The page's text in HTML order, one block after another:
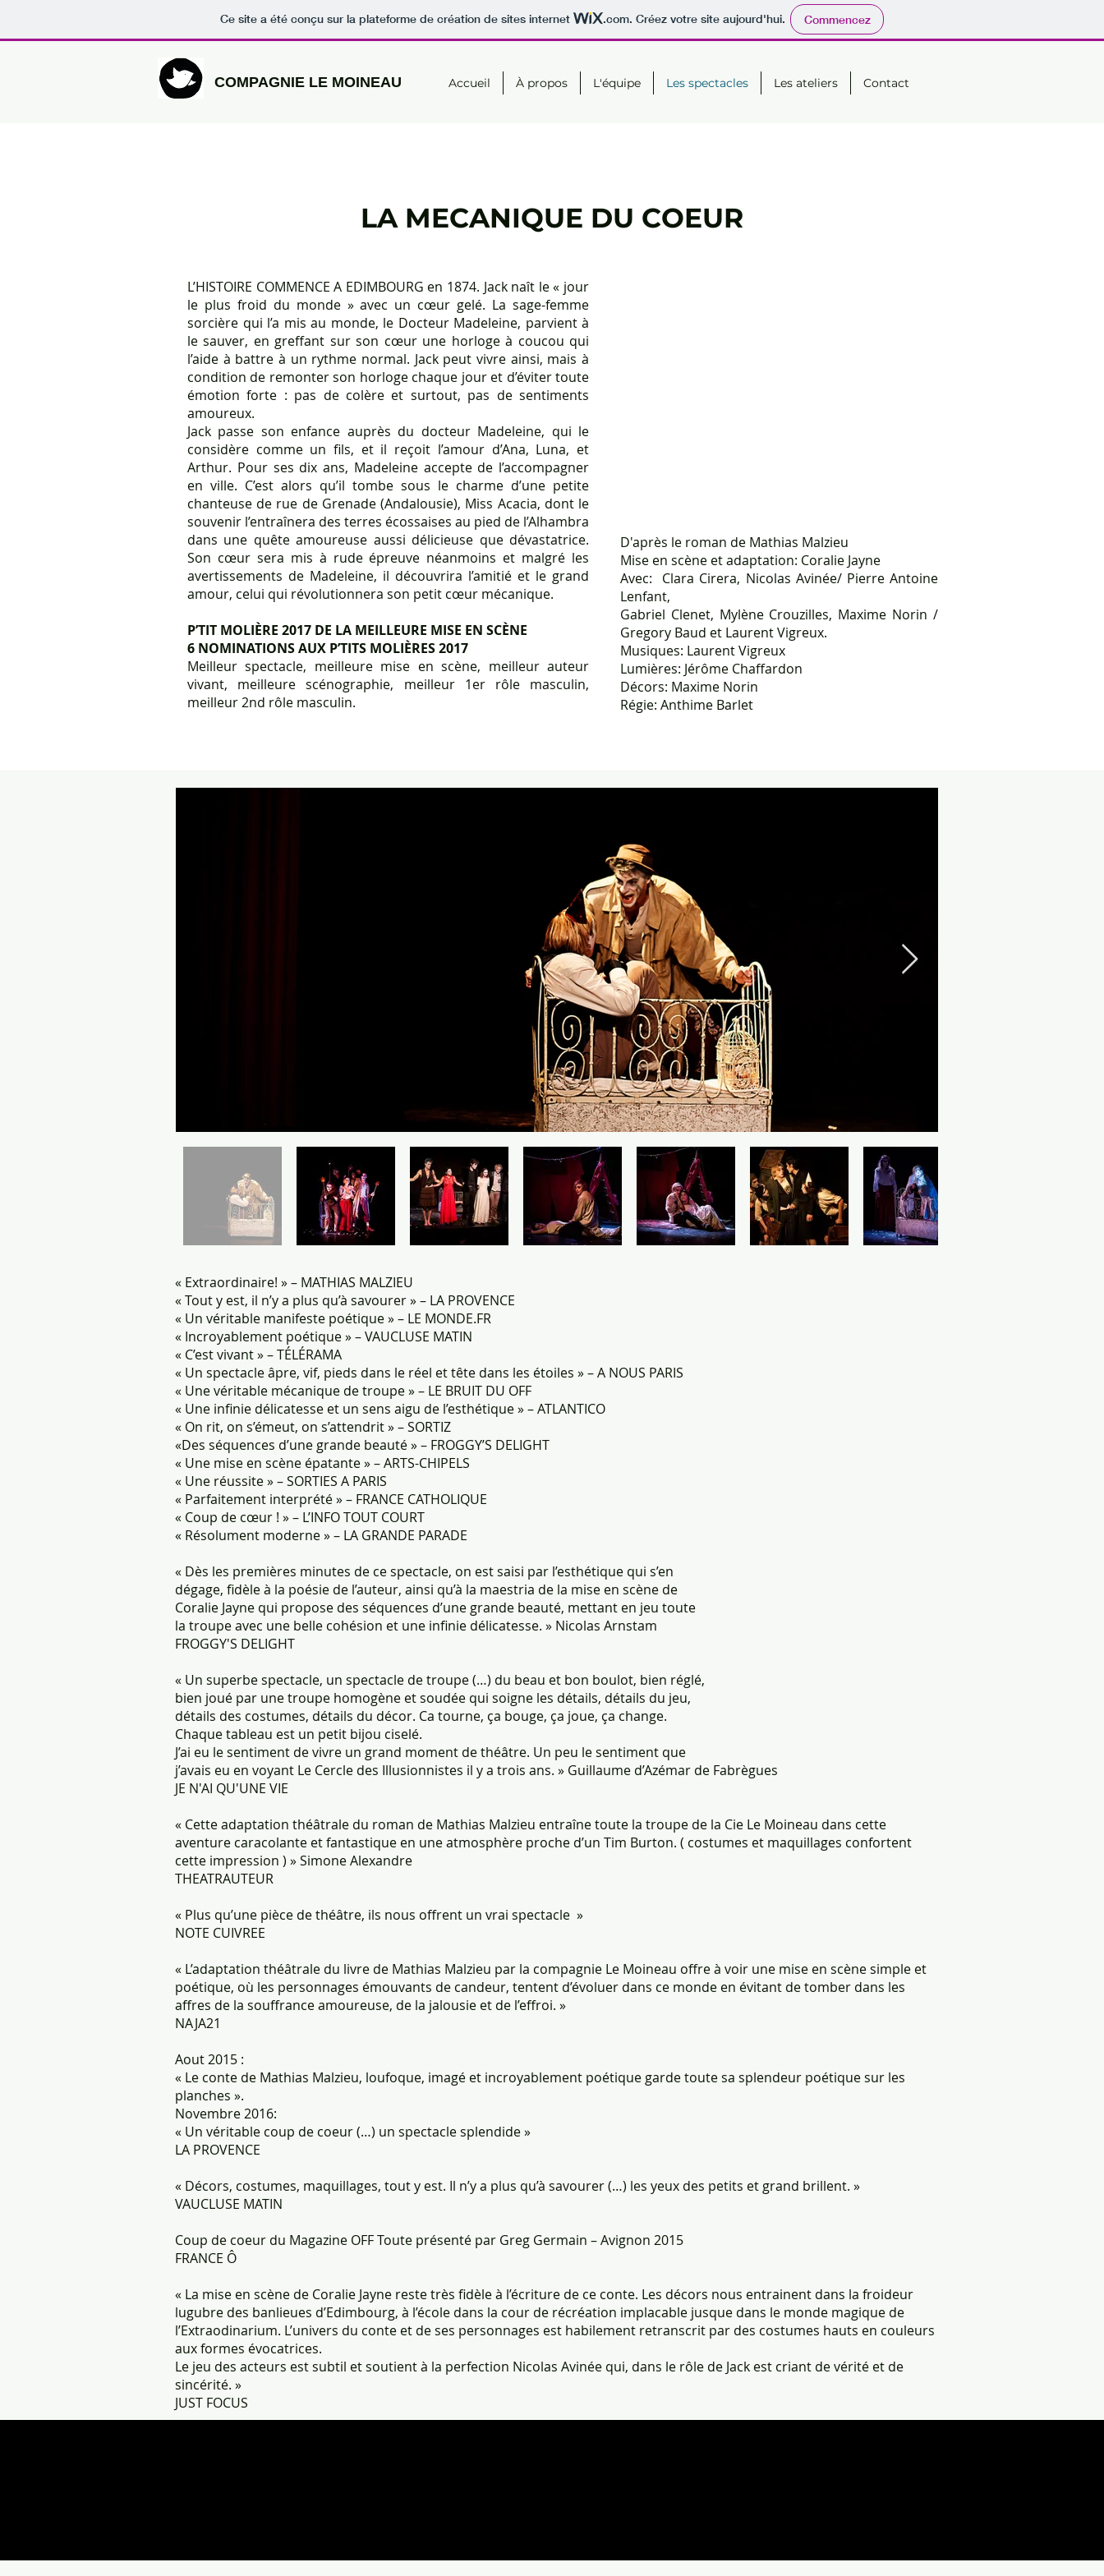
Ce site a été conçu sur la plateforme de création de sites internet .com. Créez votre site aujourd'hui. Commencez
COMPAGNIE LE MOINEAU Accueil À propos L'équipe Les spectacles Les ateliers Contact
LA MECANIQUE DU COEUR
L’HISTOIRE COMMENCE A EDIMBOURG en 1874. Jack naît le « jour
le plus froid du monde » avec un cœur gelé. La sage-femme
sorcière qui l’a mis au monde, le Docteur Madeleine, parvient à
le sauver, en greffant sur son cœur une horloge à coucou qui
l’aide à battre à un rythme normal. Jack peut vivre ainsi, mais à
condition de remonter son horloge chaque jour et d’éviter toute
émotion forte : pas de colère et surtout, pas de sentiments
amoureux.
Jack passe son enfance auprès du docteur Madeleine, qui le
considère comme un fils, et il reçoit l’amour d’Ana, Luna, et
Arthur. Pour ses dix ans, Madeleine accepte de l’accompagner
en ville. C’est alors qu’il tombe sous le charme d’une petite
chanteuse de rue de Grenade (Andalousie), Miss Acacia, dont le
souvenir l’entraînera des terres écossaises au pied de l’Alhambra
dans une quête amoureuse aussi délicieuse que dévastatrice.
Son cœur sera mis à rude épreuve néanmoins et malgré les
avertissements de Madeleine, il découvrira l’amitié et le grand
amour, celui qui révolutionnera son petit cœur mécanique.
P’TIT MOLIÈRE 2017 DE LA MEILLEURE MISE EN SCÈNE
6 NOMINATIONS AUX P’TITS MOLIÈRES 2017
Meilleur spectacle, meilleure mise en scène, meilleur auteur
vivant, meilleure scénographie, meilleur 1er rôle masculin,
meilleur 2nd rôle masculin.
D'après le roman de Mathias Malzieu
Mise en scène et adaptation: Coralie Jayne
Avec: Clara Cirera, Nicolas Avinée/ Pierre Antoine
Lenfant,
Gabriel Clenet, Mylène Crouzilles, Maxime Norin /
Gregory Baud et Laurent Vigreux.
Musiques: Laurent Vigreux
Lumières: Jérôme Chaffardon
Décors: Maxime Norin
Régie: Anthime Barlet
« Extraordinaire! » – MATHIAS MALZIEU
« Tout y est, il n’y a plus qu’à savourer » – LA PROVENCE
« Un véritable manifeste poétique » – LE MONDE.FR
« Incroyablement poétique » – VAUCLUSE MATIN
« C’est vivant » – TÉLÉRAMA
« Un spectacle âpre, vif, pieds dans le réel et tête dans les étoiles » – A NOUS PARIS
« Une véritable mécanique de troupe » – LE BRUIT DU OFF
« Une infinie délicatesse et un sens aigu de l’esthétique » – ATLANTICO
« On rit, on s’émeut, on s’attendrit » – SORTIZ
«Des séquences d’une grande beauté » – FROGGY’S DELIGHT
« Une mise en scène épatante » – ARTS-CHIPELS
« Une réussite » – SORTIES A PARIS
« Parfaitement interprété » – FRANCE CATHOLIQUE
« Coup de cœur ! » – L’INFO TOUT COURT
« Résolument moderne » – LA GRANDE PARADE
« Dès les premières minutes de ce spectacle, on est saisi par l’esthétique qui s’en
dégage, fidèle à la poésie de l’auteur, ainsi qu’à la maestria de la mise en scène de
Coralie Jayne qui propose des séquences d’une grande beauté, mettant en jeu toute
la troupe avec une belle cohésion et une infinie délicatesse. » Nicolas Arnstam
FROGGY'S DELIGHT
« Un superbe spectacle, un spectacle de troupe (…) du beau et bon boulot, bien réglé,
bien joué par une troupe homogène et soudée qui soigne les détails, détails du jeu,
détails des costumes, détails du décor. Ca tourne, ça bouge, ça joue, ça change.
Chaque tableau est un petit bijou ciselé.
J’ai eu le sentiment de vivre un grand moment de théâtre. Un peu le sentiment que
j’avais eu en voyant Le Cercle des Illusionnistes il y a trois ans. » Guillaume d’Azémar de Fabrègues
JE N'AI QU'UNE VIE
« Cette adaptation théâtrale du roman de Mathias Malzieu entraîne toute la troupe de la Cie Le Moineau dans cette
aventure caracolante et fantastique en une atmosphère proche d’un Tim Burton. ( costumes et maquillages confortent
cette impression ) » Simone Alexandre
THEATRAUTEUR
« Plus qu’une pièce de théâtre, ils nous offrent un vrai spectacle »
NOTE CUIVREE
« L’adaptation théâtrale du livre de Mathias Malzieu par la compagnie Le Moineau offre à voir une mise en scène simple et
poétique, où les personnages émouvants de candeur, tentent d’évoluer dans ce monde en évitant de tomber dans les
affres de la souffrance amoureuse, de la jalousie et de l’effroi. »
NAJA21
Aout 2015 :
« Le conte de Mathias Malzieu, loufoque, imagé et incroyablement poétique garde toute sa splendeur poétique sur les
planches ».
Novembre 2016:
« Un véritable coup de coeur (…) un spectacle splendide »
LA PROVENCE
« Décors, costumes, maquillages, tout y est. Il n’y a plus qu’à savourer (…) les yeux des petits et grand brillent. »
VAUCLUSE MATIN
Coup de coeur du Magazine OFF Toute présenté par Greg Germain – Avignon 2015
FRANCE Ô
« La mise en scène de Coralie Jayne reste très fidèle à l’écriture de ce conte. Les décors nous entrainent dans la froideur
lugubre des banlieues d’Edimbourg, à l’école dans la cour de récréation implacable jusque dans le monde magique de
l’Extraodinarium. L’univers du conte et de ses personnages est habilement retranscrit par des costumes hauts en couleurs
aux formes évocatrices.
Le jeu des acteurs est subtil et soutient à la perfection Nicolas Avinée qui, dans le rôle de Jack est criant de vérité et de
sincérité. »
JUST FOCUS